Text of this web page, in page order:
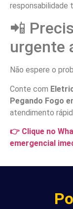
responsabilidade
📲
urgente
Não espere o
Conte com
Pegando Fogo
atendimento
👉 Clique no
emergencial